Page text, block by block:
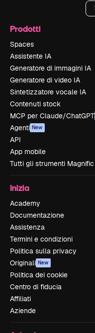
Prodotti
Spaces
Assistente IA
Generatore di immagini IA
Generatore di video IA
Sintetizzatore vocale IA
Contenuti stock
MCP per Claude/ChatGPT
Agenti New
API
App mobile
Tutti gli strumenti Magnific
Inizia
Academy
Documentazione
Assistenza
Termini e condizioni
Politica sulla privacy
Originali New
Politica dei cookie
Centro di fiducia
Affiliati
Aziende